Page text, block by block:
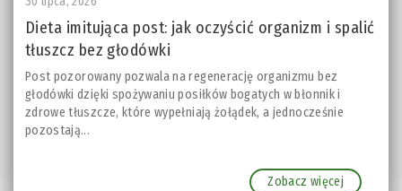
Dieta imitująca post: jak oczyścić organizm i spalić
tłuszcz bez głodówki
Post pozorowany pozwala na regenerację organizmu bez
głodówki dzięki spożywaniu posiłków bogatych w błonnik i
zdrowe tłuszcze, które wypełniają żołądek, a jednocześnie
pozostają...
Zobacz więcej